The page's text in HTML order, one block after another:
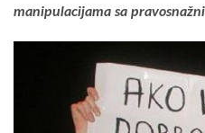
manipulacijama sa